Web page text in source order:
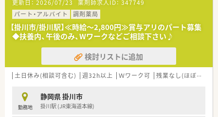
更新日： 2026/07/23 薬剤師求人ID： 347749
パート・アルバイト
調剤薬局
【掛川市/掛川駅】≪時給～2,800円≫賞与アリのパート募集
◆扶養内、午後のみ、Wワークなどご相談下さい♪
検討リストに追加
土日休み(相談可含む) 週32h以上 Ｗワーク可 残業なし(ほぼなし含む)
勤務地
静岡県 掛川市
掛川駅 (JR東海道本線)